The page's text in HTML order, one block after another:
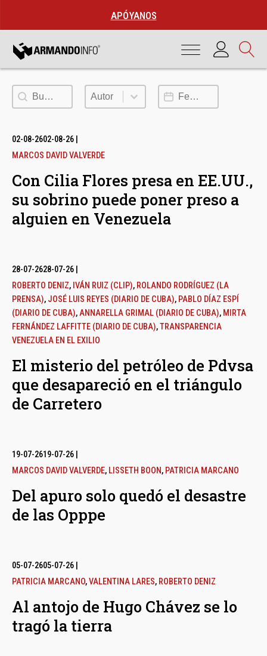
APÓYANOS
Buscar Autor
Autor Fecha de publicación
02-08-2602-08-26
MARCOS DAVID VALVERDE
Con Cilia Flores presa en EE.UU.,
su sobrino puede poner preso a
alguien en Venezuela
28-07-2628-07-26
ROBERTO DENIZ, IVÁN RUIZ (CLIP), ROLANDO RODRÍGUEZ (LA
PRENSA), JOSÉ LUIS REYES (DIARIO DE CUBA), PABLO DÍAZ ESPÍ
(DIARIO DE CUBA),ANNARELLA GRIMAL (DIARIO DE CUBA), MIRTA
FERNÁNDEZ LAFFITTE (DIARIO DE CUBA),TRANSPARENCIA
VENEZUELA EN EL EXILIO
El misterio del petróleo de Pdvsa
que desapareció en el triángulo
de Carretero
19-07-2619-07-26
MARCOS DAVID VALVERDE, LISSETH BOON, PATRICIA MARCANO
Del apuro solo quedó el desastre
de las Opppe
05-07-2605-07-26
PATRICIA MARCANO,VALENTINA LARES, ROBERTO DENIZ
Al antojo de Hugo Chávez se lo
tragó la tierra